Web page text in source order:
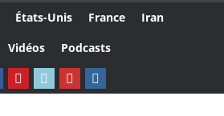
États-Unis France
Iran
Vidéos Podcasts